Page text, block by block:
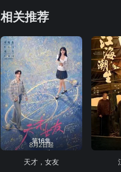
相关推荐
第16集
天才，女友